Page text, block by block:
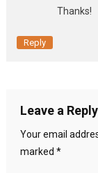
Thanks!
Reply
Leave a Reply
Your email
marked *